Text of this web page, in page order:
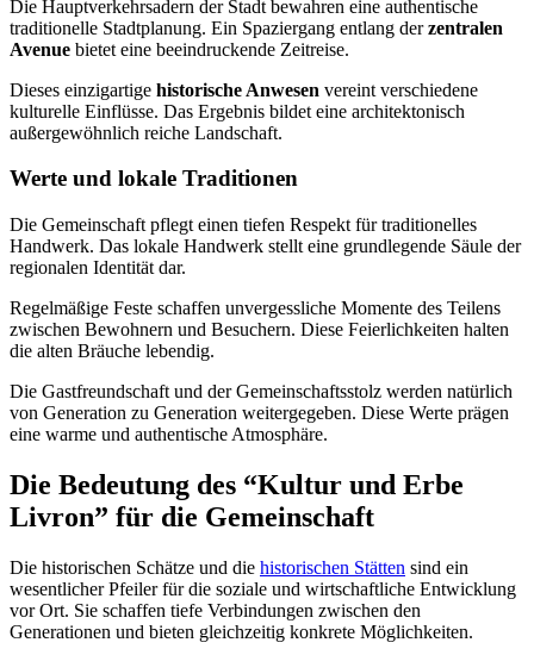
Die Hauptverkehrsadern der Stadt bewahren eine authentische
traditionelle Stadtplanung. Ein Spaziergang entlang derzentralen
Avenue bietet eine beeindruckende Zeitreise.
Dieses einzigartige historische Anwesen vereint verschiedene
kulturelle Einflüsse. Das Ergebnis bildet eine architektonisch
außergewöhnlich reiche Landschaft.
Werte und lokale Traditionen
Die Gemeinschaft pflegt einen tiefen Respekt für traditionelles
Handwerk. Das lokale Handwerk stellt eine grundlegende Säule der
regionalen Identität dar.
Regelmäßige Feste schaffen unvergessliche Momente des Teilens
zwischen Bewohnern und Besuchern. Diese Feierlichkeiten halten
die alten Bräuche lebendig.
Die Gastfreundschaft und der Gemeinschaftsstolz werden natürlich
von Generation zu Generation weitergegeben. Diese Werte prägen
eine warme und authentische Atmosphäre.
Die Bedeutung des “Kultur und Erbe
Livron” für die Gemeinschaft
Die historischen Schätze und die historischen Stätten sind ein
wesentlicher Pfeiler für die soziale und wirtschaftliche Entwicklung
vor Ort. Sie schaffen tiefe Verbindungen zwischen den
Generationen und bieten gleichzeitig konkrete Möglichkeiten.